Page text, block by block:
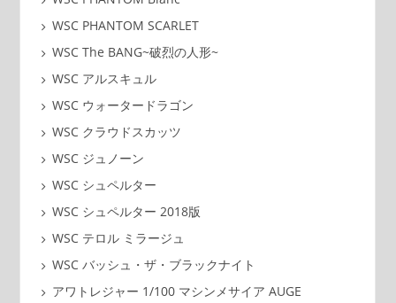
WSC PHANTOM SCARLET
WSC The BANG~破烈の人形~
WSC アルスキュル
WSC ウォータードラゴン
WSC クラウドスカッツ
WSC ジュノーン
WSC シュペルター
WSC シュペルター 2018版
WSC テロル ミラージュ
WSC バッシュ・ザ・ブラックナイト
アワトレジャー 1/100 マシンメサイア AUGE